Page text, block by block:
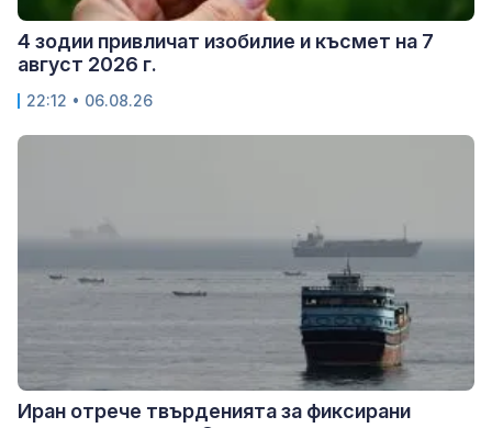
4 зодии привличат изобилие и късмет на 7
август 2026 г.
22:12 • 06.08.26
Иран отрече твърденията за фиксирани